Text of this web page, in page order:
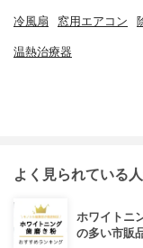
冷風扇 窓用エアコン
温熱治療器
よく見られている
ホワイトニ
の多い市販